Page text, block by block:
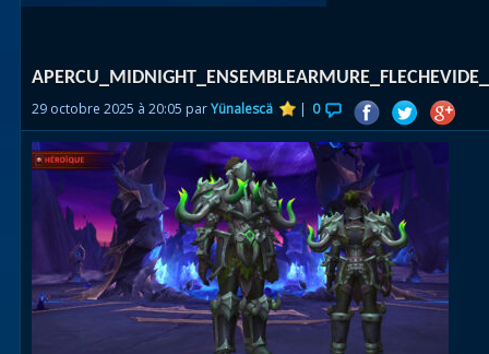
des îles
le vol
Uldum
29 octobre 2025 à 20:05 parYünalescä | 0